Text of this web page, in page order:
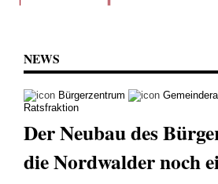
NEWS
Bürgerzentrum
Ratsfraktion
Der Neubau des
die Nordwalder noch